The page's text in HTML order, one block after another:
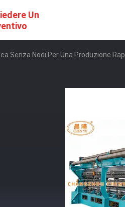
Un
Senza Nodi Per Una Produzione